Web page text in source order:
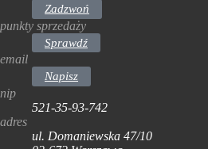
Zadzwoń
punkty sprzedaży
Sprawdź
email
Napisz
nip
521-35-93-742
adres
ul. Domaniewska 47/10